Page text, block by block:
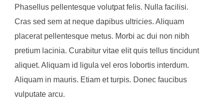
Phasellus pellentesque volutpat felis. Nulla facilisi.
Cras sed sem at neque dapibus ultricies. Aliquam
placerat pellentesque metus. Morbi ac dui non nibh
pretium lacinia. Curabitur vitae elit quis tellus tincidunt
aliquet. Aliquam id ligula vel eros lobortis interdum.
Aliquam in mauris. Etiam et turpis. Donec faucibus
vulputate arcu.